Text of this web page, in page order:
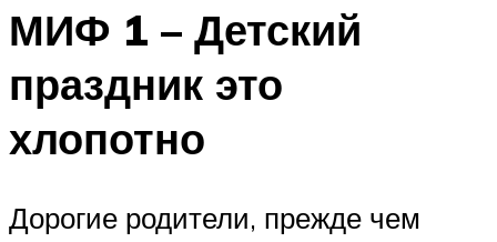
МИФ 1 – Детский
праздник это
хлопотно
Дорогие родители, прежде чем